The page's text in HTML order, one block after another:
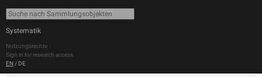
Systematik
Nutzungsrechte
Sign in for research access
EN / DE